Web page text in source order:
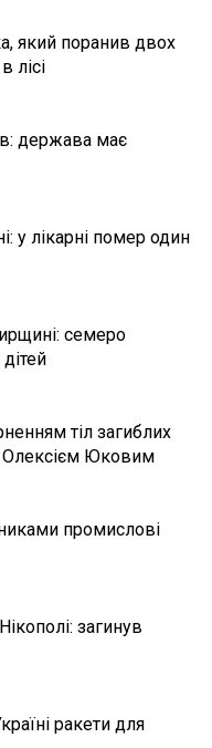
який поранив двох
лісі
держава має
у лікарні помер один
семеро
тіл загиблих
Олексієм Юковим
промислові
загинув
ракети для